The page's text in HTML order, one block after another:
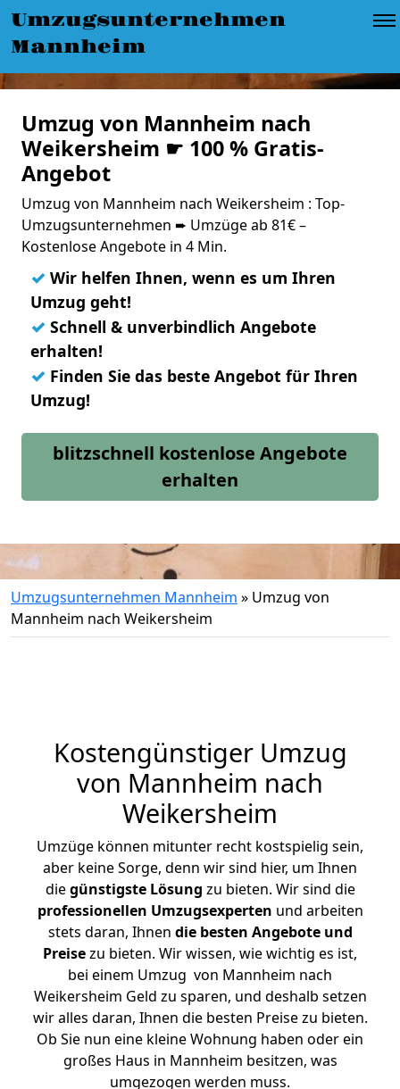
Umzugsunternehmen
Mannheim
Umzug von Mannheim nach
Weikersheim ☛ 100 % Gratis-
Angebot
Umzug von Mannheim nach Weikersheim : Top-
Umzugsunternehmen ➨ Umzüge ab 81€ –
Kostenlose Angebote in 4 Min.
✓ Wir helfen Ihnen, wenn es um Ihren
Umzug geht!
✓ Schnell & unverbindlich Angebote
erhalten!
✓ Finden Sie das beste Angebot für Ihren
Umzug!
blitzschnell kostenlose Angebote
erhalten
Umzugsunternehmen Mannheim » Umzug von
Mannheim nach Weikersheim
Kostengünstiger Umzug
von Mannheim nach
Weikersheim
Umzüge können mitunter recht kostspielig sein,
aber keine Sorge, denn wir sind hier, um Ihnen
diegünstigste Lösung zu bieten. Wir sind die
professionellen Umzugsexperten und arbeiten
stets daran, Ihnen die besten Angebote und
Preisezu bieten. Wir wissen, wie wichtig es ist,
bei einem Umzug von Mannheim nach
Weikersheim Geld zu sparen, und deshalb setzen
wir alles daran, Ihnen die besten Preise zu bieten.
Ob Sie nun eine kleine Wohnung haben oder ein
großes Haus in Mannheim besitzen, was
umgezogen werden muss.